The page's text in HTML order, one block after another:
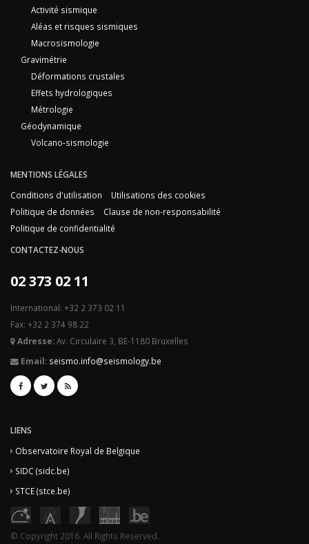
Activité sismique
Aléas et risques sismiques
Macrosismologie
Gravimétrie
Déformations crustales
Effets hydrologiques
Métrologie
Géodynamique
Volcano-sismologie
MENTIONS LÉGALES
Conditions d'utilisation
Utilisations des cookies
Politique de données
Clause de non-responsabilité
Politique de confidentialité
CONTACTEZ-NOUS
02 373 02 11
International: +32 2 373 02 11
Fax: +32 2 374 98 22
Adresse:Av. Circulaire 3, BE-1180 Bruxelles
Email: seismo.info@seismology.be
LIENS
Observatoire Royal de Belgique
SIDC (sidc.be)
STCE (stce.be)
© Copyright 2016. All Rights Reserved.